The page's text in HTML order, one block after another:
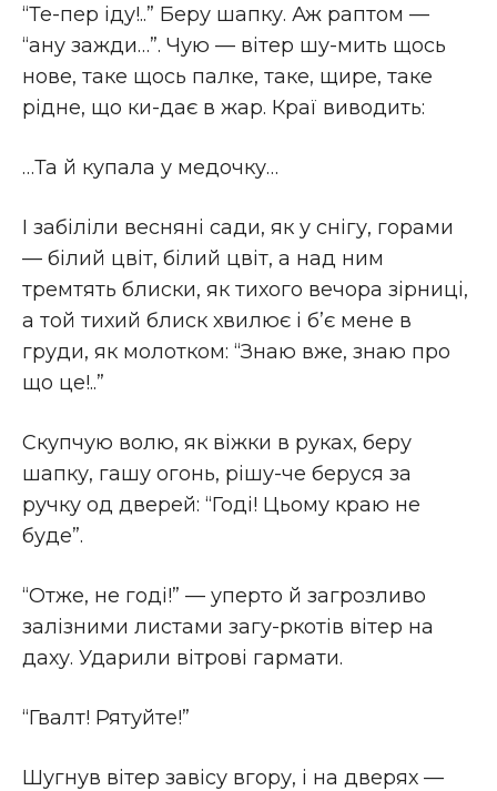
“Те-пер іду!..” Беру шапку. Аж раптом —
“ану зажди…”. Чую — вітер шу-мить щось
нове, таке щось палке, таке, щире, таке
рідне, що ки-дає в жар. Краї виводить:
…Та й купала у медочку…
І забіліли весняні сади, як у снігу, горами
— білий цвіт, білий цвіт, а над ним
тремтять блиски, як тихого вечора зірниці,
а той тихий блиск хвилює і б’є мене в
груди, як молотком: “Знаю вже, знаю про
що це!..”
Скупчую волю, як віжки в руках, беру
шапку, гашу огонь, рішу-че беруся за
ручку од дверей: “Годі! Цьому краю не
буде”.
“Отже, не годі!” — уперто й загрозливо
залізними листами загу-ркотів вітер на
даху. Ударили вітрові гармати.
“Гвалт! Рятуйте!”
Шугнув вітер завісу вгору, і на дверях —